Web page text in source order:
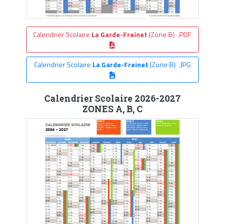
Calendrier Scolaire La Garde-Freinet (Zone B) .PDF
Calendrier Scolaire La Garde-Freinet(Zone B) .JPG
Calendrier Scolaire 2026-2027
ZONES A, B, C